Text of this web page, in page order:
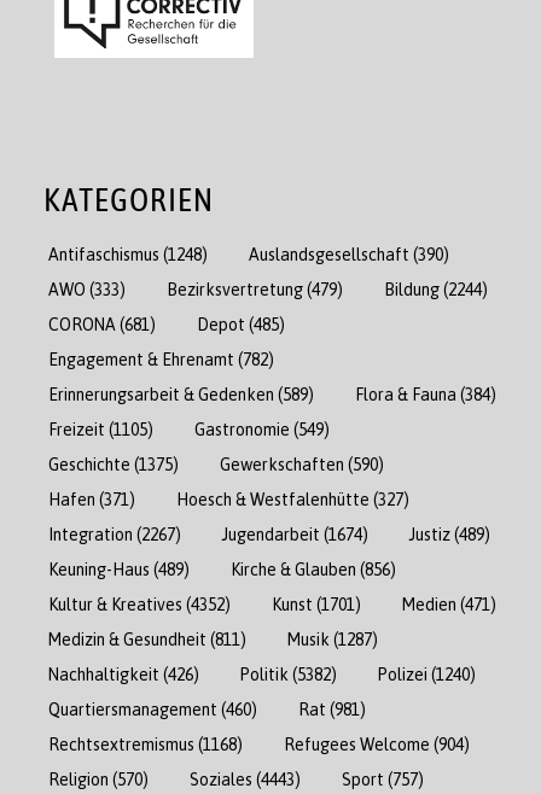
KATEGORIEN
Antifaschismus (1248) Auslandsgesellschaft (390)
AWO (333) Bezirksvertretung(479) Bildung(2244)
CORONA (681) Depot (485)
Engagement & Ehrenamt (782)
Erinnerungsarbeit & Gedenken (589) Flora & Fauna (384)
Freizeit (1105) Gastronomie (549)
Geschichte (1375) Gewerkschaften (590)
Hafen (371) Hoesch & Westfalenhütte (327)
Integration (2267) Jugendarbeit (1674) Justiz(489)
Keuning-Haus (489) Kirche & Glauben (856)
Kultur & Kreatives (4352) Kunst (1701) Medien (471)
Medizin & Gesundheit (811) Musik (1287)
Nachhaltigkeit (426) Politik (5382) Polizei (1240)
Quartiersmanagement (460) Rat (981)
Rechtsextremismus (1168) Refugees Welcome (904)
Religion (570) Soziales (4443) Sport (757)